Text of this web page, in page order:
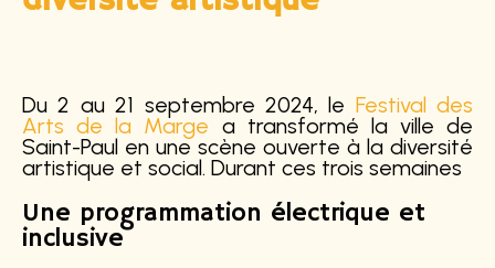
Du 2 au 21 septembre 2024, le Festival des
Arts de la Marge a transformé la ville de
Saint-Paul en une scène ouverte à la diversité
artistique et social. Durant ces trois semaines
Une programmation électrique et
inclusive